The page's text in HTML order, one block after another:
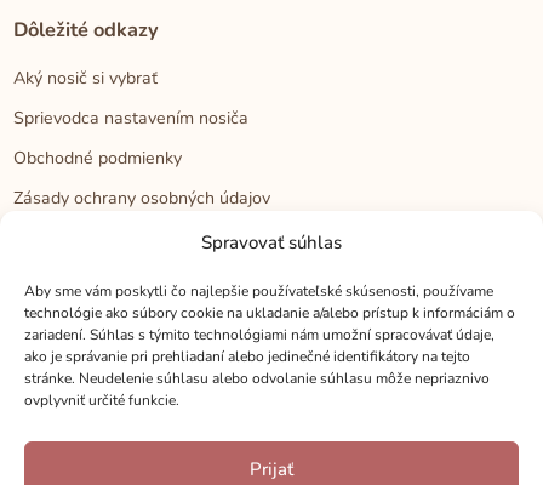
Spravovať súhlas
Aby sme vám poskytli čo najlepšie používateľské skúsenosti, používame
technológie ako súbory cookie na ukladanie a/alebo prístup k informáciám o
zariadení. Súhlas s týmito technológiami nám umožní spracovávať údaje,
ako je správanie pri prehliadaní alebo jedinečné identifikátory na tejto
stránke. Neudelenie súhlasu alebo odvolanie súhlasu môže nepriaznivo
ovplyvniť určité funkcie.
Prijať
Dôležité odkazy
Aký nosič si vybrať
Sprievodca nastavením nosiča
Obchodné podmienky
Zásady ochrany osobných údajov
Kontakt
Kontakt
Zákaznícka podpora